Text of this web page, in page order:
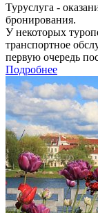
Туруслуга -
бронирования.
У некоторых
транспортное
первую очередь
Подробнее